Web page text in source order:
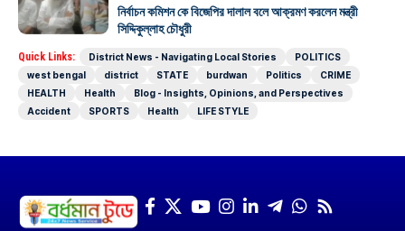
নির্বাচন কমিশন কে বিজেপির দালাল বলে আক্রমণ করলেন মন্ত্রী
সিদ্দিকুল্লাহ চৌধুরী
Quick Links: District News - Navigating Local Stories
POLITICS
west bengal
district STATE burdwan Politics
CRIME
HEALTH
Health
Blog - Insights, Opinions, and Perspectives
Accident
SPORTS Health LIFE STYLE